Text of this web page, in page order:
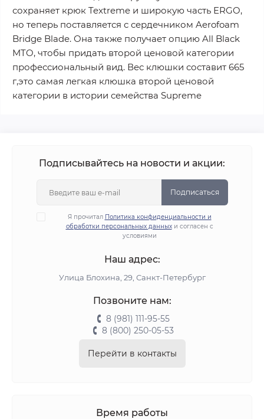
сохраняет крюк Textreme и широкую часть ERGO,
но теперь поставляется с сердечником Aerofoam
Bridge Blade. Она также получает опцию All Black
MTO, чтобы придать второй ценовой категории
профессиональный вид. Вес клюшки составит 665
г,это самая легкая клюшка второй ценовой
категории в истории семейства Supreme
Подписывайтесь на новости и акции:
Подписаться
Я прочитал Политика конфиденциальности и
обработки персональных данныхи согласен с
условиями
Наш адрес:
Улица Блохина, 29, Санкт-Петербург
Позвоните нам:
8 (981) 111-95-55
8 (800) 250-05-53
Перейти в контакты
Время работы